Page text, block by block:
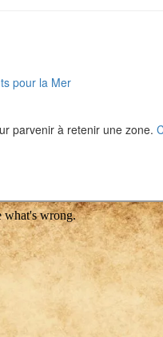
pour la Mer
parvenir à retenir une zone.